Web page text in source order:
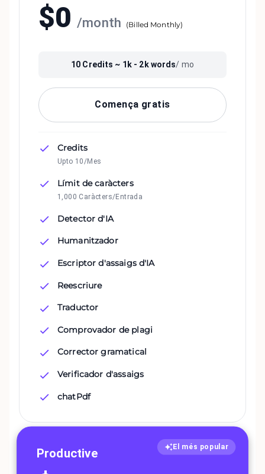
$0 /month (Billed Monthly)
10 Credits ~ 1k - 2kwords/ mo
Comença gratis
Credits
Upto 10/Mes
Límit de caràcters
1,000 Caràcters/Entrada
Detector d'IA
Humanitzador
Escriptor d'assaigs d'IA
Reescriure
Traductor
Comprovador de plagi
Corrector gramatical
Verificador d'assaigs
chatPdf
El més popular
Productive